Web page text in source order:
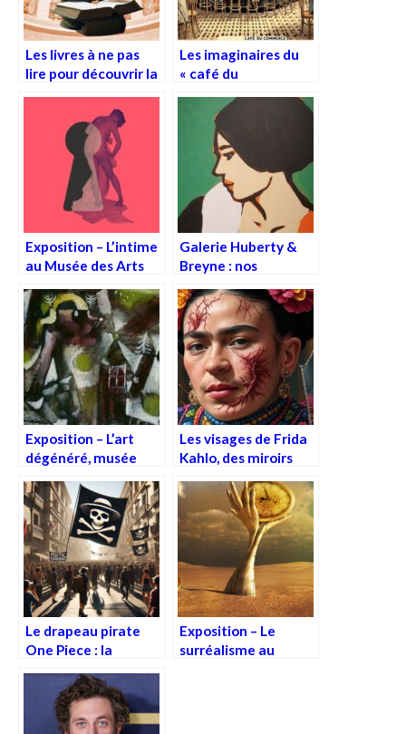
Les livres à ne pas
lire pour découvrir la
Les imaginaires du
« café du
la culture
contemporaine
Exposition – L’intime
au Musée des Arts
Galerie Huberty &
Breyne : nos
la BRAFA
Exposition – L’art
dégénéré, musée
Les visages de Frida
Kahlo, des miroirs
Le drapeau pirate
One Piece : la
paille
Exposition – Le
surréalisme au